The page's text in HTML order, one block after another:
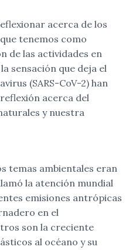
acerca de los
tenemos como
de las actividades en
sensación que deja el
(SARS-CoV-2) han
acerca del
y nuestra
temas ambientales eran
la atención mundial
emisiones antrópicas
en el
son la creciente
al océano y su